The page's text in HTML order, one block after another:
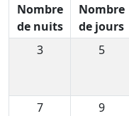
Nombre
de nuits
Nombre
de jours
3
5
7
9